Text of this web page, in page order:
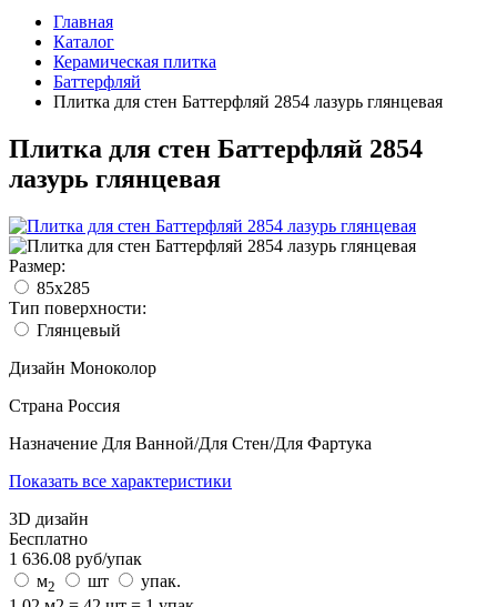
Главная
Каталог
Керамическая плитка
Баттерфляй
Плитка для стен Баттерфляй 2854 лазурь глянцевая
Плитка для стен Баттерфляй 2854
лазурь глянцевая
Размер:
85х285
Тип поверхности:
Глянцевый
Дизайн Моноколор
Страна Россия
Назначение Для Ванной/Для Стен/Для Фартука
Показать все характеристики
3D дизайн
Бесплатно
1 636.08 руб/упак
м2 шт
упак.